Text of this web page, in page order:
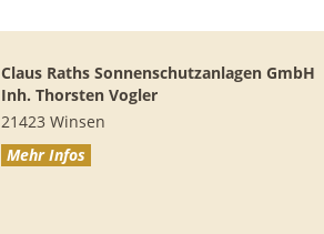
Claus Raths Sonnenschutzanlagen GmbH
Inh. Thorsten Vogler
21423 Winsen
Mehr Infos